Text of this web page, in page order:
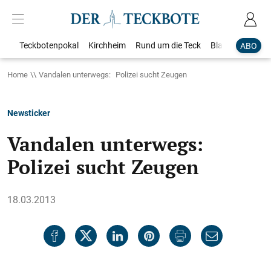
ABO
Teckbotenpokal Kirchheim Rund um die Teck Blaulicht
Home Vandalen unterwegs: Polizei sucht Zeugen
Newsticker
Vandalen unterwegs:
Polizei sucht Zeugen
18.03.2013